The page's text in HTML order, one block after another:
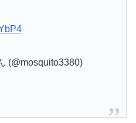
(@mosquito3380)